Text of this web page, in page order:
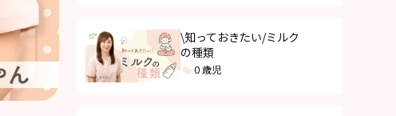
\知っておきたい/ミルク
の種類
０歳児